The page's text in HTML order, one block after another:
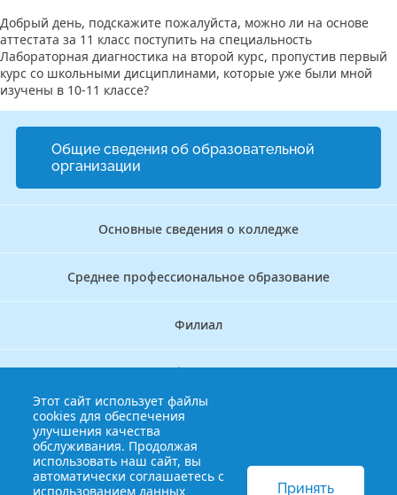
Добрый день, подскажите пожалуйста, можно ли на основе
аттестата за 11 класс поступить на специальность
Лабораторная диагностика на второй курс, пропустив первый
курс со школьными дисциплинами, которые уже были мной
изучены в 10-11 классе?
Общие сведения об образовательной
организации
Основные сведения о колледже
Среднее профессиональное образование
Филиал
Дополнительное профессиональное образование
Аккредитационно — симуляционный центр
Бережливый колледж
Этот сайт использует файлы
cookies для обеспечения
улучшения качества
обслуживания. Продолжая
использовать наш сайт, вы
автоматически соглашаетесь с
использованием данных
Принять